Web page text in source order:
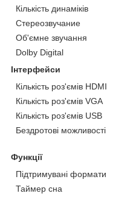
Кількість динаміків
Стереозвучание
Об'ємне звучання
Dolby Digital
Інтерфейси
Кількість роз'ємів HDMI
Кількість роз'ємів VGA
Кількість роз'ємів USB
Бездротові можливості
Функції
Підтримувані формати
Таймер сна